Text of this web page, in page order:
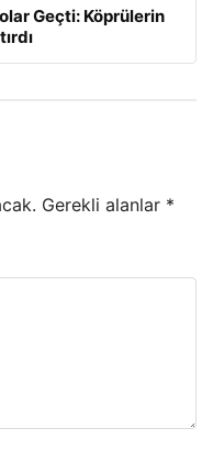
Geçti: Köprülerin
Gerekli alanlar *